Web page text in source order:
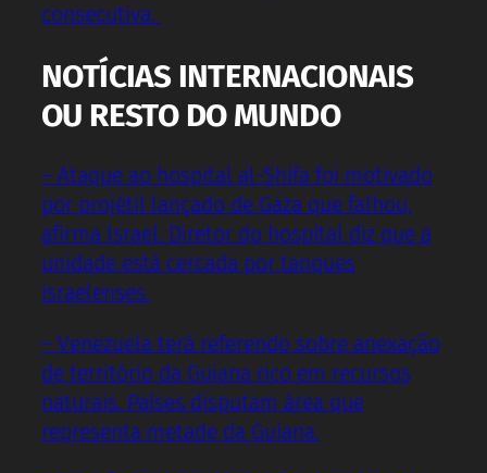
consecutiva.
NOTÍCIAS INTERNACIONAIS
OU RESTO DO MUNDO
– Ataque ao hospital al-Shifa foi motivado
por projétil lançado de Gaza que falhou,
afirma Israel. Diretor do hospital diz que a
unidade está cercada por tanques
israelenses.
– Venezuela terá referendo sobre anexação
de território da Guiana rico em recursos
naturais. Países disputam área que
representa metade da Guiana.